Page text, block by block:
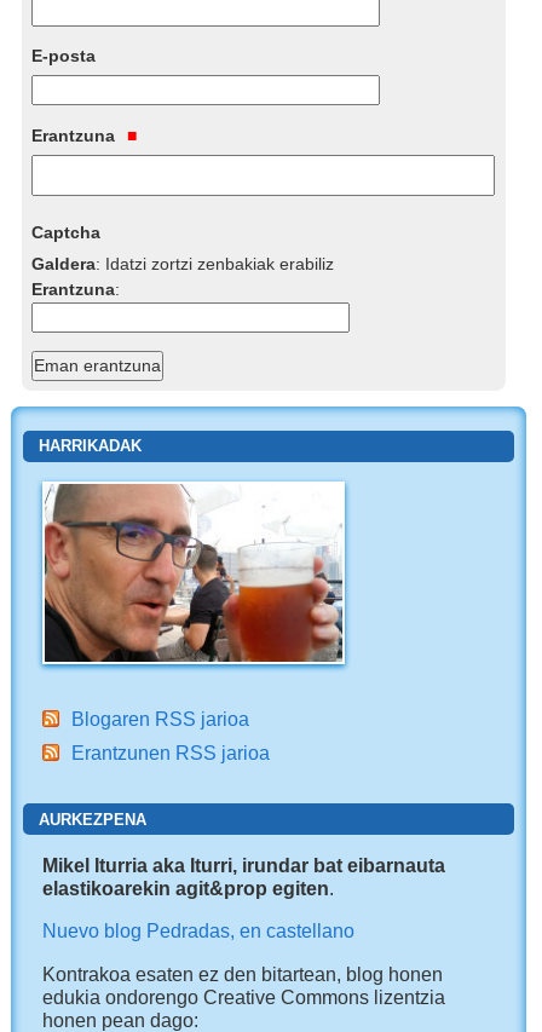
E-posta
Erantzuna
Captcha
Galdera: Idatzi zortzi zenbakiak erabiliz
Erantzuna:
HARRIKADAK
Blogaren RSS jarioa
Erantzunen RSS jarioa
AURKEZPENA
Mikel Iturria aka Iturri, irundar bat eibarnauta
elastikoarekin agit&prop egiten.
Nuevo blog Pedradas, en castellano
Kontrakoa esaten ez den bitartean, blog honen
edukia ondorengo Creative Commons lizentzia
honen pean dago: